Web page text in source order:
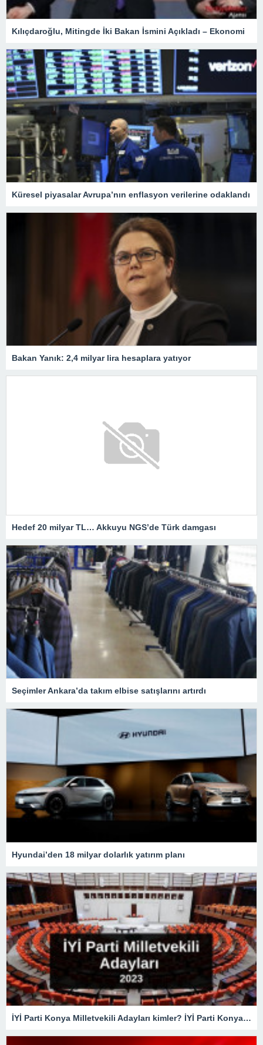
Kılıçdaroğlu, Mitingde İki Bakan İsmini Açıkladı – Ekonomi
Küresel piyasalar Avrupa’nın enflasyon verilerine odaklandı
Bakan Yanık: 2,4 milyar lira hesaplara yatıyor
Hedef 20 milyar TL… Akkuyu NGS’de Türk damgası
Seçimler Ankara’da takım elbise satışlarını artırdı
Hyundai’den 18 milyar dolarlık yatırım planı
İYİ Parti Konya Milletvekili Adayları kimler? İYİ Parti Konya Milletvekili Adayları belli oldu mu? İYİ Parti 2023 Konya Milletvekili Adayları!